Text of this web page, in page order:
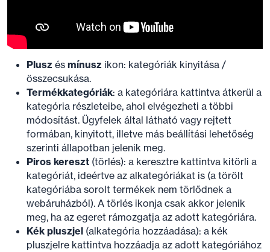
Plusz és mínusz ikon: kategóriák kinyitása /
összecsukása.
Termékkategóriák: a kategóriára kattintva átkerül a
kategória részleteibe, ahol elvégezheti a többi
módosítást. Ügyfelek által látható vagy rejtett
formában, kinyitott, illetve más beállítási lehetőség
szerinti állapotban jelenik meg.
Piros kereszt (törlés): a keresztre kattintva kitörli a
kategóriát, ideértve az alkategóriákat is (a törölt
kategóriába sorolt termékek nem törlődnek a
webáruházból). A törlés ikonja csak akkor jelenik
meg, ha az egeret rámozgatja az adott kategóriára.
Kék pluszjel (alkategória hozzáadása): a kék
pluszjelre kattintva hozzáadja az adott kategóriához